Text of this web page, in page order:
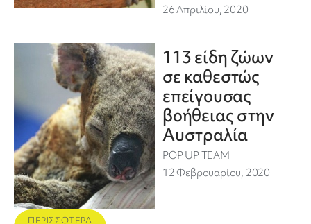
26 Απριλίου, 2020
113 είδη ζώων
σε καθεστώς
επείγουσας
βοήθειας στην
Αυστραλία
POP UP TEAM
12 Φεβρουαρίου, 2020
ΠΕΡΙΣΣΌΤΕΡΑ